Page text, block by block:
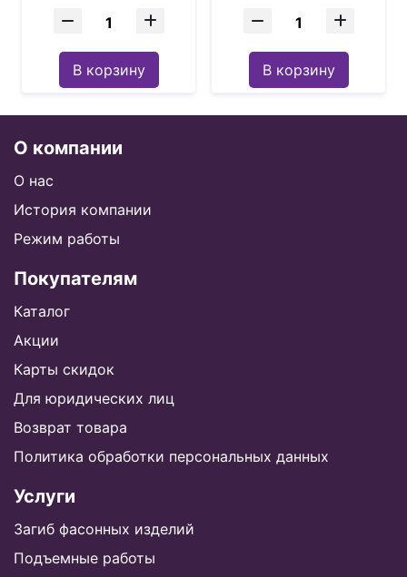
В корзину В корзину
О компании
О нас
История компании
Режим работы
Покупателям
Каталог
Акции
Карты скидок
Для юридических лиц
Возврат товара
Политика обработки персональных данных
Услуги
Загиб фасонных изделий
Подъемные работы